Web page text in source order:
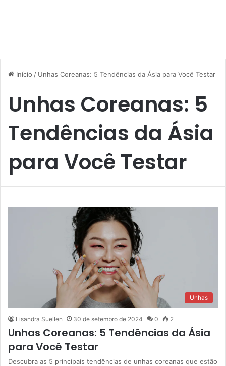
Início / Unhas Coreanas: 5 Tendências da Ásia para Você Testar
Unhas Coreanas: 5
Tendências da Ásia
para Você Testar
Unhas
Lisandra Suellen 30 de setembro de 2024 0 2
Unhas Coreanas: 5 Tendências da Ásia
para Você Testar
Descubra as 5 principais tendências de unhas coreanas que estão